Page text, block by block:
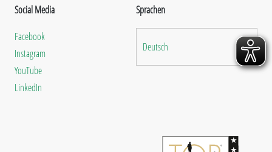
Social Media
Facebook
Instagram
YouTube
LinkedIn
Sprachen
Deutsch